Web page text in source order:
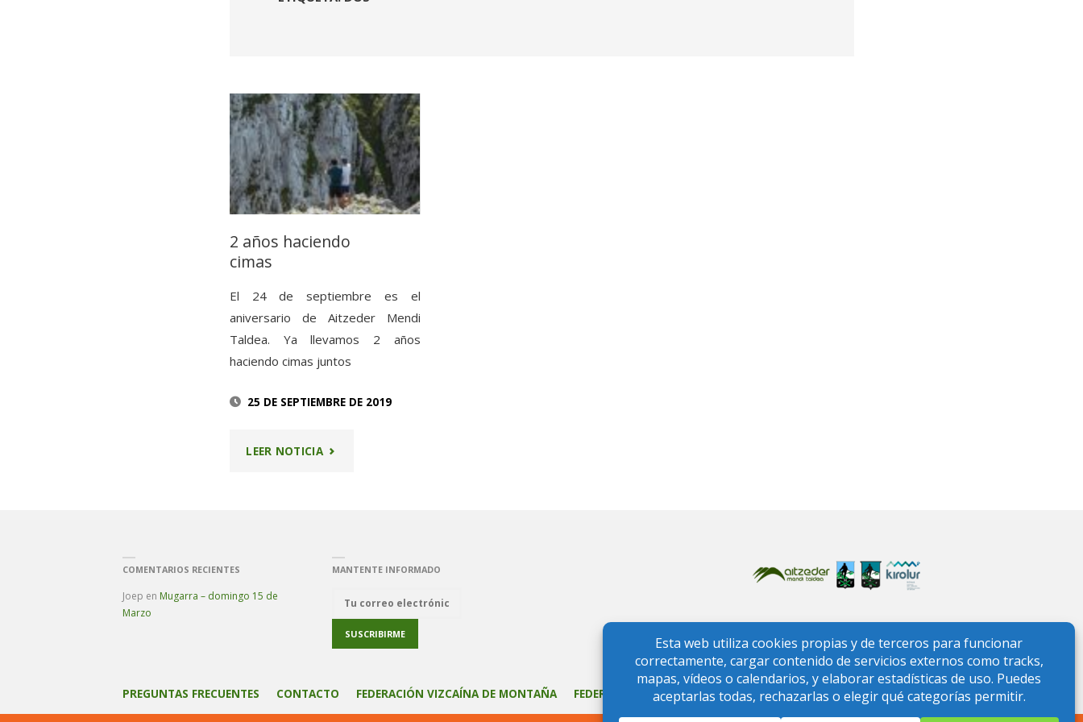
2 años haciendo
cimas
El 24 de septiembre es el
aniversario de Aitzeder Mendi
Taldea. Ya llevamos 2 años
haciendo cimas juntos
25 DE SEPTIEMBRE DE 2019
LEER NOTICIA"2
CIMAS"
COMENTARIOS RECIENTES
Joep en Mugarra – domingo 15 de
Marzo
MANTENTE INFORMADO
PREGUNTAS FRECUENTES CONTACTO FEDERACIÓN VIZCAÍNA DE MONTAÑA FEDERACIÓN VASCA DE MONTAÑA